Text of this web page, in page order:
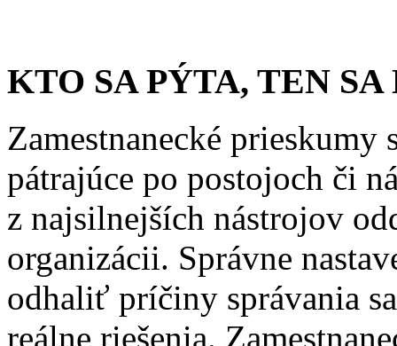
KTO SA PÝTA, TEN
Zamestnanecké
pátrajúce po postojoch či
z najsilnejších nástrojov
organizácii. Správne
odhaliť príčiny správania
reálne riešenia.